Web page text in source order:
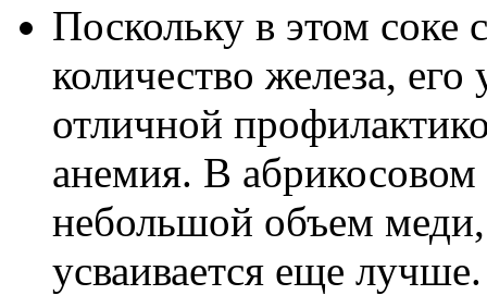
Поскольку в этом соке
количество железа, его
отличной
анемия. В абрикосовом
небольшой объем
усваивается еще лучше.